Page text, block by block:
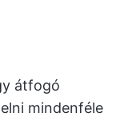
átfogó
mindenféle